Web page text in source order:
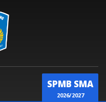
SPMB SMA
2026/2027